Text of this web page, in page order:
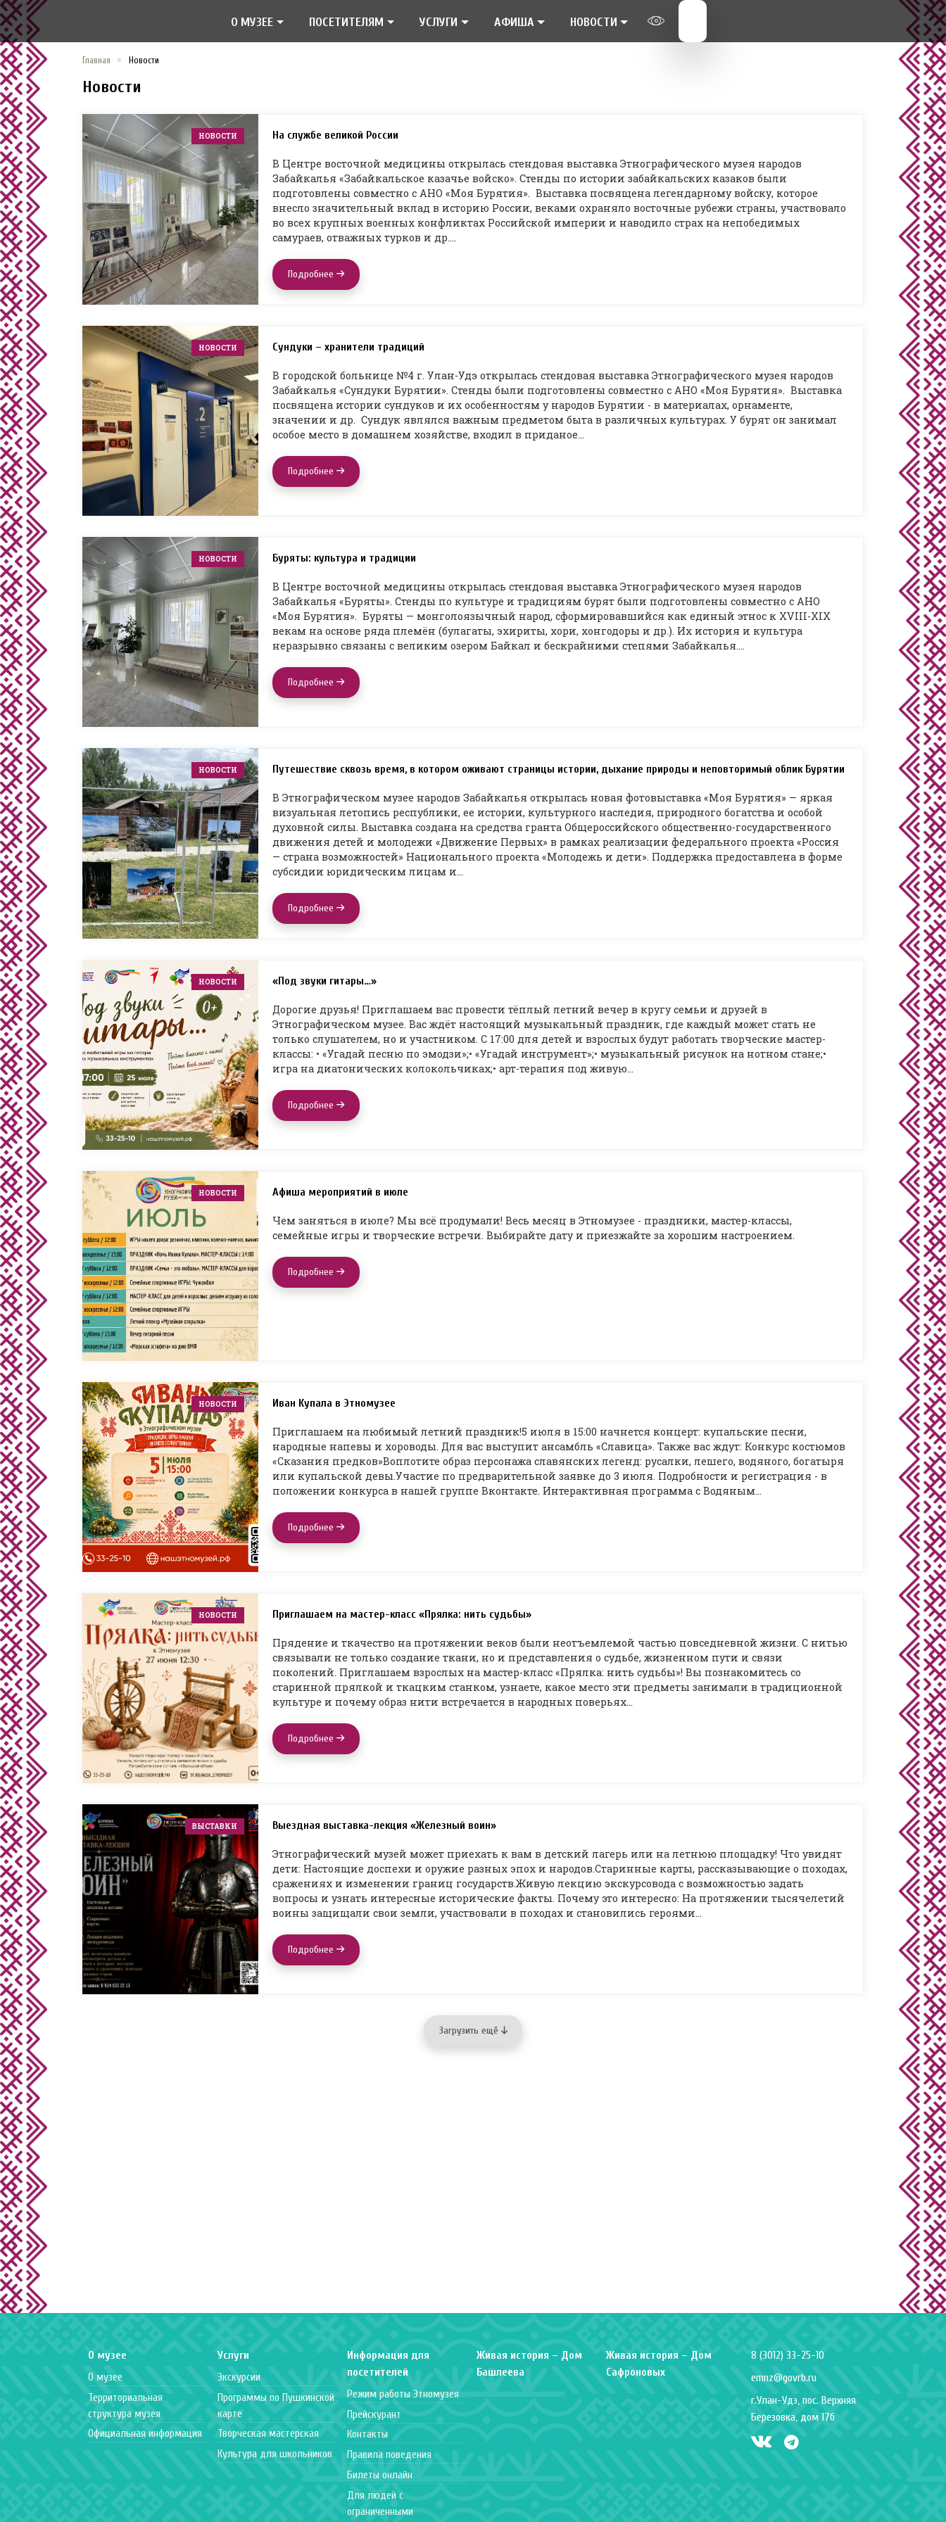
О МУЗЕЕ ПОСЕТИТЕЛЯМ УСЛУГИ АФИША НОВОСТИ
Главная Новости
Новости
НОВОСТИ На службе великой России
В Центре восточной медицины открылась стендовая выставка Этнографического музея народов
Забайкалья «Забайкальское казачье войско». Стенды по истории забайкальских казаков были
подготовлены совместно с АНО «Моя Бурятия». Выставка посвящена легендарному войску, которое
внесло значительный вклад в историю России, веками охраняло восточные рубежи страны, участвовало
во всех крупных военных конфликтах Российской империи и наводило страх на непобедимых
самураев, отважных турков и др.…
Подробнее
НОВОСТИ Сундуки – хранители традиций
В городской больнице №4 г. Улан-Удэ открылась стендовая выставка Этнографического музея народов
Забайкалья «Сундуки Бурятии». Стенды были подготовлены совместно с АНО «Моя Бурятия». Выставка
посвящена истории сундуков и их особенностям у народов Бурятии - в материалах, орнаменте,
значении и др. Сундук являлся важным предметом быта в различных культурах. У бурят он занимал
особое место в домашнем хозяйстве, входил в приданое…
Подробнее
НОВОСТИ Буряты: культура и традиции
В Центре восточной медицины открылась стендовая выставка Этнографического музея народов
Забайкалья «Буряты». Стенды по культуре и традициям бурят были подготовлены совместно с АНО
«Моя Бурятия». Буряты — монголоязычный народ, сформировавшийся как единый этнос к XVIII-XIX
векам на основе ряда племён (булагаты, эхириты, хори, хонгодоры и др.). Их история и культура
неразрывно связаны с великим озером Байкал и бескрайними степями Забайкалья.…
Подробнее
НОВОСТИ Путешествие сквозь время, в котором оживают страницы истории, дыхание природы и неповторимый облик Бурятии
В Этнографическом музее народов Забайкалья открылась новая фотовыставка «Моя Бурятия» — яркая
визуальная летопись республики, ее истории, культурного наследия, природного богатства и особой
духовной силы. Выставка создана на средства гранта Общероссийского общественно-государственного
движения детей и молодежи «Движение Первых» в рамках реализации федерального проекта «Россия
— страна возможностей» Национального проекта «Молодежь и дети». Поддержка предоставлена в форме
субсидии юридическим лицам и…
Подробнее
НОВОСТИ «Под звуки гитары…»
Дорогие друзья! Приглашаем вас провести тёплый летний вечер в кругу семьи и друзей в
Этнографическом музее. Вас ждёт настоящий музыкальный праздник, где каждый может стать не
только слушателем, но и участником. С 17:00 для детей и взрослых будут работать творческие мастер-
классы: • «Угадай песню по эмодзи»;• «Угадай инструмент»;• музыкальный рисунок на нотном стане;•
игра на диатонических колокольчиках;• арт-терапия под живую…
Подробнее
НОВОСТИ Афиша мероприятий в июле
Чем заняться в июле? Мы всё продумали! Весь месяц в Этномузее - праздники, мастер-классы,
семейные игры и творческие встречи. Выбирайте дату и приезжайте за хорошим настроением.
Подробнее
НОВОСТИ Иван Купала в Этномузее
Приглашаем на любимый летний праздник!5 июля в 15:00 начнется концерт: купальские песни,
народные напевы и хороводы. Для вас выступит ансамбль «Славица». Также вас ждут: Конкурс костюмов
«Сказания предков»Воплотите образ персонажа славянских легенд: русалки, лешего, водяного, богатыря
или купальской девы.Участие по предварительной заявке до 3 июля. Подробности и регистрация - в
положении конкурса в нашей группе Вконтакте. Интерактивная программа с Водяным…
Подробнее
НОВОСТИ Приглашаем на мастер-класс «Прялка: нить судьбы»
Прядение и ткачество на протяжении веков были неотъемлемой частью повседневной жизни. С нитью
связывали не только создание ткани, но и представления о судьбе, жизненном пути и связи
поколений. Приглашаем взрослых на мастер-класс «Прялка: нить судьбы»! Вы познакомитесь со
старинной прялкой и ткацким станком, узнаете, какое место эти предметы занимали в традиционной
культуре и почему образ нити встречается в народных поверьях…
Подробнее
ВЫСТАВКИ Выездная выставка-лекция «Железный воин»
Этнографический музей может приехать к вам в детский лагерь или на летнюю площадку! Что увидят
дети: Настоящие доспехи и оружие разных эпох и народов.Старинные карты, рассказывающие о походах,
сражениях и изменении границ государств.Живую лекцию экскурсовода с возможностью задать
вопросы и узнать интересные исторические факты. Почему это интересно: На протяжении тысячелетий
воины защищали свои земли, участвовали в походах и становились героями…
Подробнее
Загрузить ещё
О музее
О музее
Территориальная
структура музея
Официальная информация
Услуги
Экскурсии
Программы по Пушкинской
карте
Творческая мастерская
Культура для школьников
Информация для
посетителей
Режим работы Этномузея
Прейскурант
Контакты
Правила поведения
Билеты онлайн
Для людей с
ограниченными
Живая история – Дом
Башлеева
Живая история – Дом
Сафроновых
8 (3012) 33-25-10
emnz@govrb.ru
г.Улан-Удэ, пос. Верхняя
Березовка, дом 17б